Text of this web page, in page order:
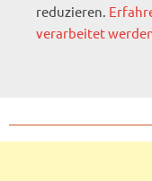
reduzieren.
verarbeitet